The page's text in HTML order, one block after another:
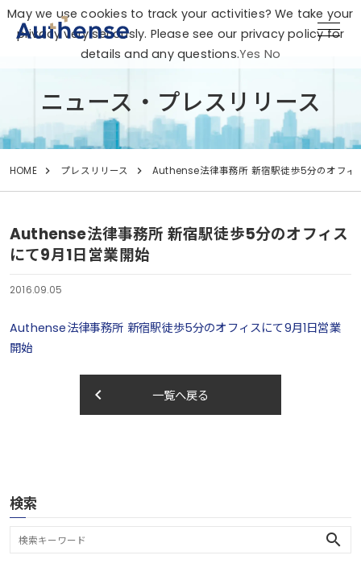
ニュース・プレスリリース
HOME プレスリリース Authense法律事務所 新宿駅徒歩5分のオフィ
Authense法律事務所 新宿駅徒歩5分のオフィス
にて9月1日営業開始
2016.09.05
Authense法律事務所 新宿駅徒歩5分のオフィスにて9月1日営業
開始
一覧へ戻る
keyboard_arrow_left
検索
search
May we use cookies to track your activities? We take your
privacy very seriously. Please see our privacy policy for
details and any questions.Yes No